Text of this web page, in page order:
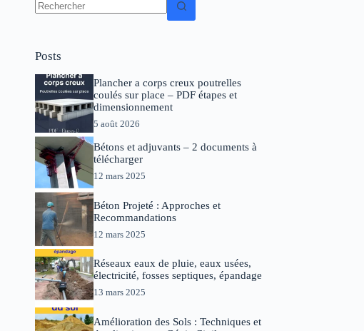
Posts
Plancher a corps creux poutrelles
coulés sur place – PDF étapes et
dimensionnement
5 août 2026
Bétons et adjuvants – 2 documents à
télécharger
12 mars 2025
Béton Projeté : Approches et
Recommandations
12 mars 2025
Réseaux eaux de pluie, eaux usées,
électricité, fosses septiques, épandage
13 mars 2025
Amélioration des Sols : Techniques et